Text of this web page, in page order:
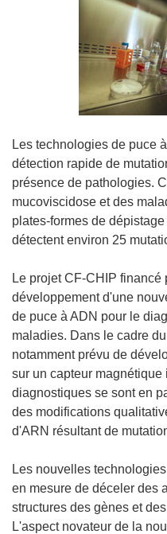
Les technologies de puce
détection rapide de
présence de pathologies.
mucoviscidose et des
plates-formes de
détectent environ 25
Le projet CF-CHIP
développement d'une
de puce à ADN pour le
maladies. Dans le cadre
notamment prévu de
sur un capteur
diagnostiques se sont en
des modifications
d'ARN résultant de
Les nouvelles
en mesure de déceler des
structures des gènes et
L'aspect novateur de la